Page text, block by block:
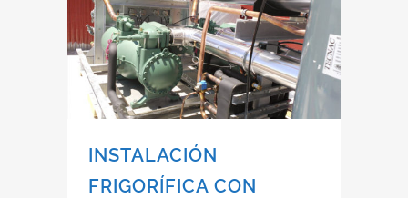
INSTALACIÓN
FRIGORÍFICA CON